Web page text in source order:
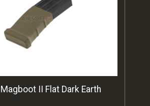
II Flat Dark Earth